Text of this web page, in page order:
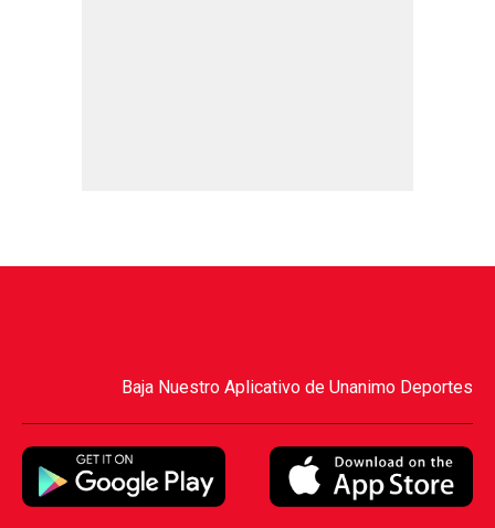
Baja Nuestro Aplicativo de Unanimo Deportes